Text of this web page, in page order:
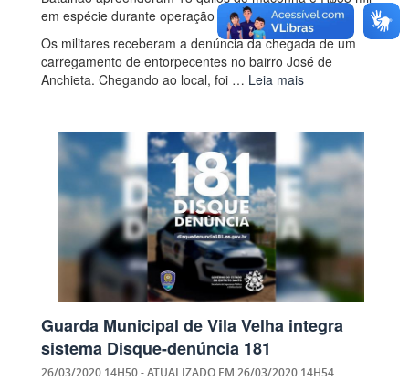
em espécie durante operação na área da 1ªCIA.
Os militares receberam a denúncia da chegada de um
carregamento de entorpecentes no bairro José de
Anchieta. Chegando ao local, foi … Leia mais
Guarda Municipal de Vila Velha integra
sistema Disque-denúncia 181
26/03/2020 14H50- ATUALIZADO EM 26/03/2020 14H54